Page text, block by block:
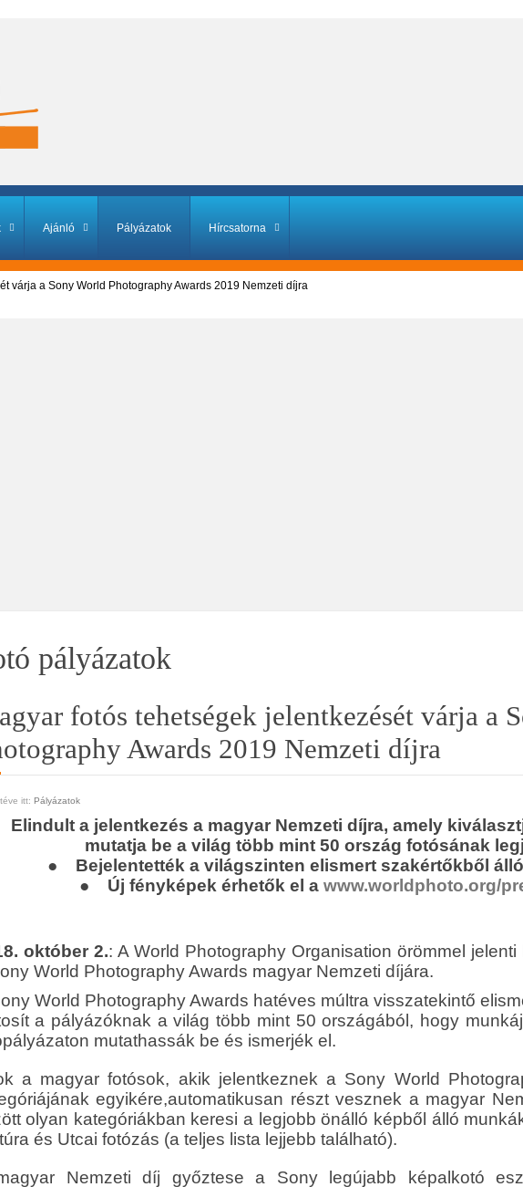
Ajánló Pályázatok Hírcsatorna
várja a Sony World Photography Awards 2019 Nemzeti díjra
pályázatok
fotós tehetségek jelentkezését várja a
Awards 2019 Nemzeti díjra
itt: Pályázatok
a jelentkezés a magyar Nemzeti díjra, amely
mutatja be a világ több mint 50 ország fotósának
● Bejelentették a világszinten elismert szakértőkből
● Új fényképek érhetők el awww.worldphoto.org/
október 2.: A World Photography Organisation örömmel
World Photography Awards magyar Nemzeti díjára.
World Photography Awards hatéves múltra visszatekintő
a pályázóknak a világ több mint 50 országából, hogy
mutathassák be és ismerjék el.
a magyar fotósok, akik jelentkeznek a Sony World
egyikére,automatikusan részt vesznek a magyar
olyan kategóriákban keresi a legjobb önálló képből álló
és Utcai fotózás (a teljes lista lejjebb található).
Nemzeti díj győztese a Sony legújabb képalkotó